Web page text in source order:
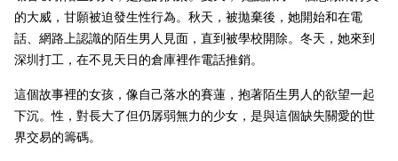
的大威，甘願被迫發生性行為。秋天，被拋棄後，她開始和在電
話、網路上認識的陌生男人見面，直到被學校開除。冬天，她來到
深圳打工，在不見天日的倉庫裡作電話推銷。
這個故事裡的女孩，像自己落水的賽蓮，抱著陌生男人的欲望一起
下沉。性，對長大了但仍孱弱無力的少女，是與這個缺失關愛的世
界交易的籌碼。